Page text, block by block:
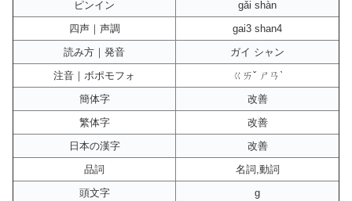
ピンイン
gǎi shàn
四声｜声調
gai3 shan4
読み方｜発音
ガイ シャン
注音｜ボポモフォ
ㄍㄞˇ ㄕㄢˋ
簡体字
改善
繁体字
改善
日本の漢字
改善
品詞
名詞,動詞
頭文字
g